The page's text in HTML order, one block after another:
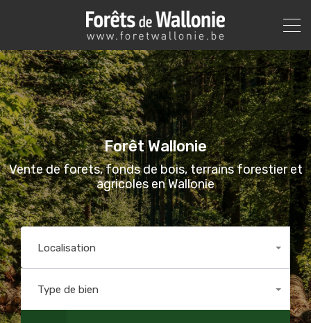
Forêt Wallonie
Vente de forets, fonds de bois, terrains forestier et
agricoles en Wallonie
Localisation
Toutes
Type de bien
-